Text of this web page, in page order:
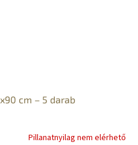
cm – 5 darab
Pillanatnyilag nem elérhető